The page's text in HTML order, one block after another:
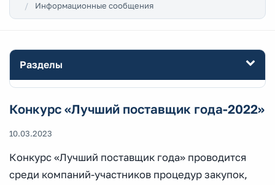
Информационные сообщения
Разделы
Конкурс «Лучший поставщик года-2022»
10.03.2023
Конкурс «Лучший поставщик года» проводится
среди компаний-участников процедур закупок,